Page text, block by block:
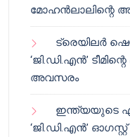
മോഹൻലാലിന്റെ
ട്രെയിലർ
‘ജി.ഡി.എൻ’
അവസരം
ഇന്ത്യയുടെ
‘ജി.ഡി.എൻ’